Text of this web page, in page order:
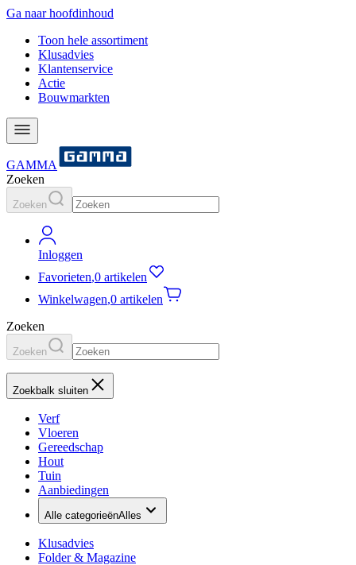
Ga naar hoofdinhoud
Toon hele assortiment
Klusadvies
Klantenservice
Actie
Bouwmarkten
GAMMA
Zoeken
Zoeken
Inloggen
Favorieten,0 artikelen
Winkelwagen,0 artikelen
Zoeken
Zoeken
Zoekbalk sluiten
Verf
Vloeren
Gereedschap
Hout
Tuin
Aanbiedingen
Alle categorieënAlles
Klusadvies
Folder & Magazine